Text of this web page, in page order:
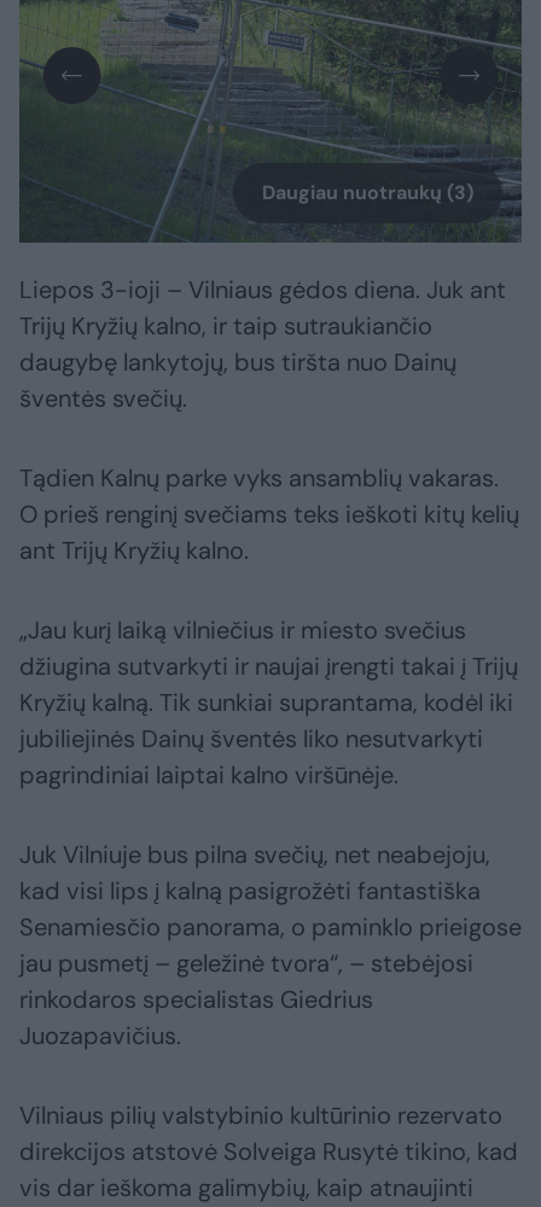
Daugiau nuotraukų (3)
Liepos 3-ioji – Vilniaus gėdos diena. Juk ant
Trijų Kryžių kalno, ir taip sutraukiančio
daugybę lankytojų, bus tiršta nuo Dainų
šventės svečių.
Tądien Kalnų parke vyks ansamblių vakaras.
O prieš renginį svečiams teks ieškoti kitų kelių
ant Trijų Kryžių kalno.
„Jau kurį laiką vilniečius ir miesto svečius
džiugina sutvarkyti ir naujai įrengti takai į Trijų
Kryžių kalną. Tik sunkiai suprantama, kodėl iki
jubiliejinės Dainų šventės liko nesutvarkyti
pagrindiniai laiptai kalno viršūnėje.
Juk Vilniuje bus pilna svečių, net neabejoju,
kad visi lips į kalną pasigrožėti fantastiška
Senamiesčio panorama, o paminklo prieigose
jau pusmetį – geležinė tvora“, – stebėjosi
rinkodaros specialistas Giedrius
Juozapavičius.
Vilniaus pilių valstybinio kultūrinio rezervato
direkcijos atstovė Solveiga Rusytė tikino, kad
vis dar ieškoma galimybių, kaip atnaujinti